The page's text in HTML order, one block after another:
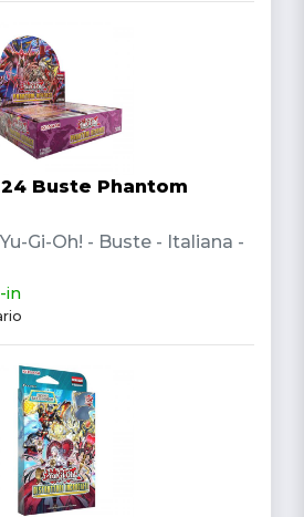
24 Buste Phantom
Gi-Oh! - Buste - Italiana -
in